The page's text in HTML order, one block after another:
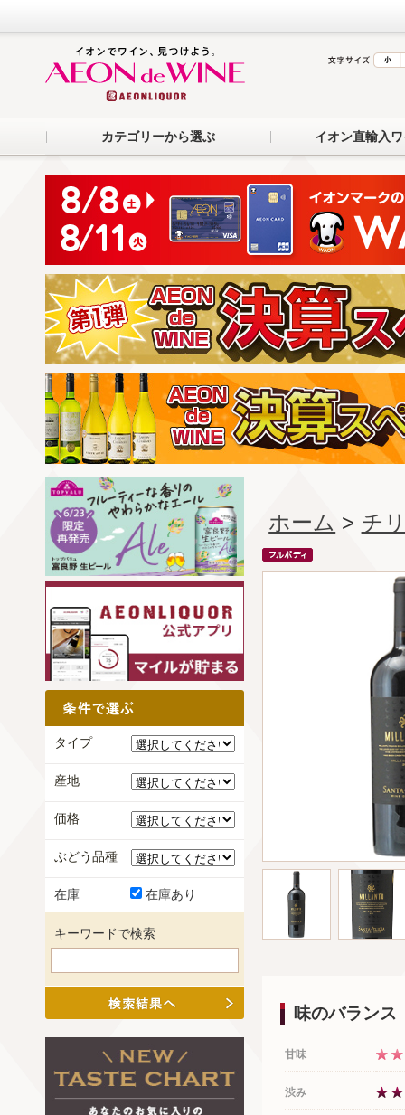
カテゴリーから選ぶ イオン直輸入
ホーム > チ
味のバランス
甘味
渋み
タイプ
産地
価格
ぶどう品種
在庫 在庫あり
キーワードで検索